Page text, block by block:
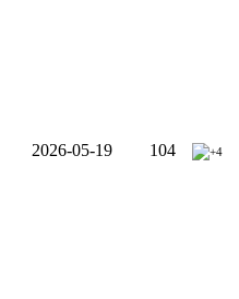
2026-05-19 104 +4